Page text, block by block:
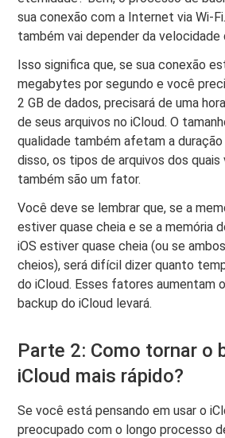
sua conexão com a Internet via Wi-
também vai depender da velocidade
Isso significa que, se sua conexão
megabytes por segundo e você
2 GB de dados, precisará de uma
de seus arquivos no iCloud. O
qualidade também afetam a
disso, os tipos de arquivos dos
também são um fator.
Você deve se lembrar que, se a
estiver quase cheia e se a memória
iOS estiver quase cheia (ou se
cheios), será difícil dizer quanto
do iCloud. Esses fatores aumentam
backup do iCloud levará.
Parte 2: Como tornar o
iCloud mais rápido?
Se você está pensando em usar o
preocupado com o longo processo